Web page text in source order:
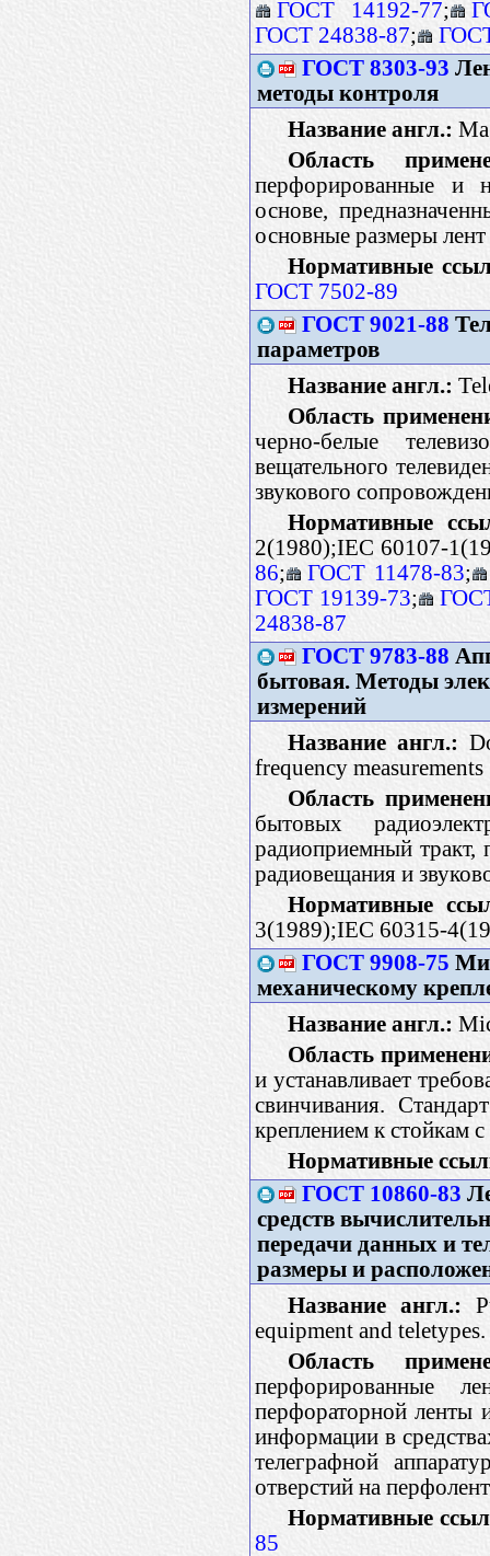
ГОСТ 14192-77;
ГОСТ 24838-87;
ГОСТ 8303-93
методы контроля
Название англ.:
Область
перфорированные и
основе,
основные размеры
Нормативные
ГОСТ 7502-89
ГОСТ 9021-88
параметров
Название англ.:
Область
черно-белые
вещательного
звукового
Нормативные
2(1980);IEC 60107-
86; ГОСТ 11478-83;
ГОСТ 19139-73;
24838-87
ГОСТ 9783-88
бытовая. Методы
измерений
Название англ.:
frequency measurements
Область
бытовых
радиоприемный тракт,
радиовещания и
Нормативные
3(1989);IEC 60315-
ГОСТ 9908-75
механическому
Название англ.:
Область
и устанавливает
свинчивания.
креплением к стойкам
Нормативные
ГОСТ 10860-83
средств
передачи данных и
размеры и
Название англ.:
equipment and
Область
перфорированные
перфораторной ленты
информации в
телеграфной
отверстий на
Нормативные
85